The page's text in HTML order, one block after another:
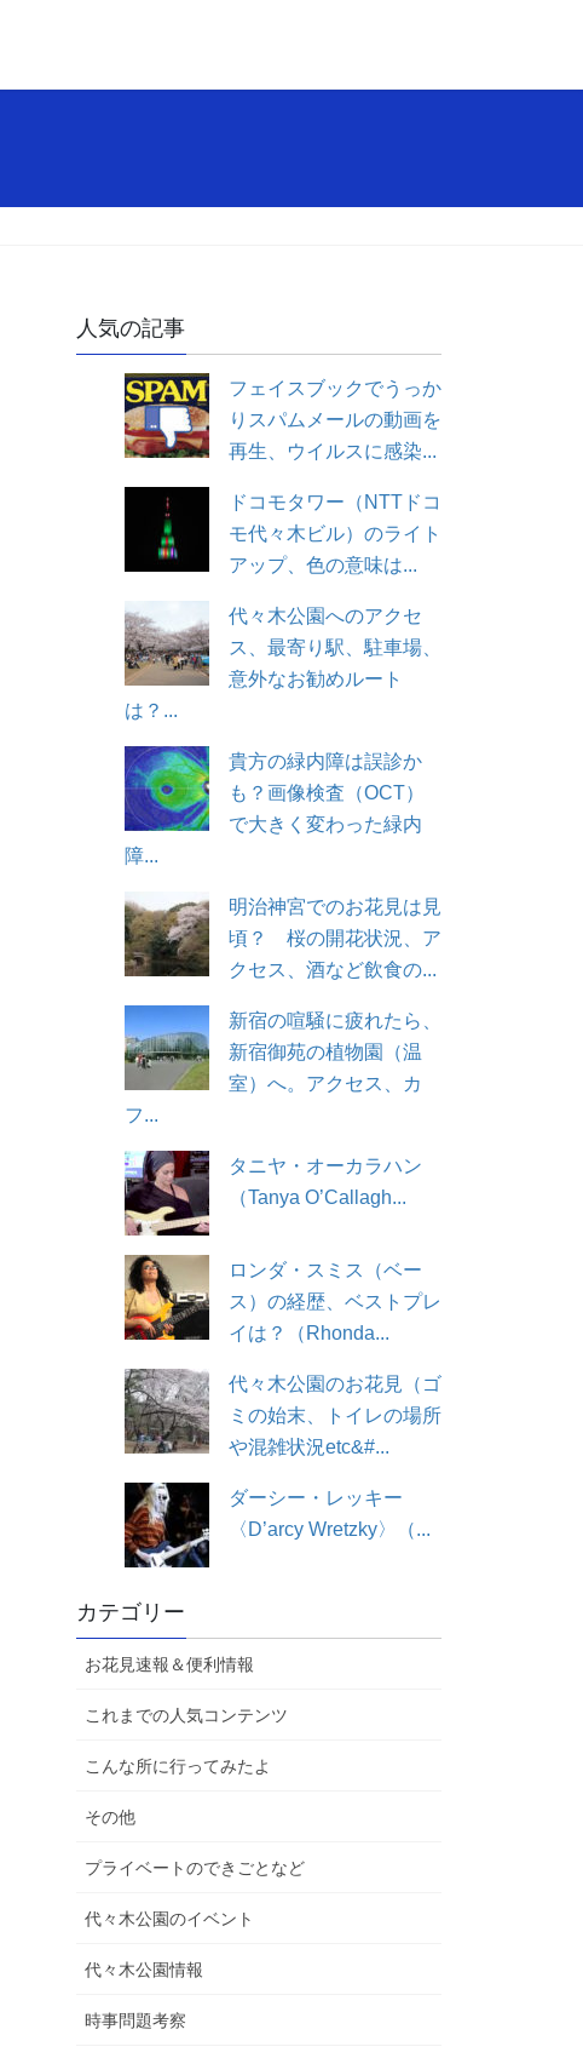
人気の記事
フェイスブックでうっか
りスパムメールの動画を
再生、ウイルスに感染...
ドコモタワー（NTTドコ
モ代々木ビル）のライト
アップ、色の意味は...
代々木公園へのアクセ
ス、最寄り駅、駐車場、
意外なお勧めルート
は？...
貴方の緑内障は誤診か
も？画像検査（OCT）
で大きく変わった緑内
障...
明治神宮でのお花見は見
頃？ 桜の開花状況、ア
クセス、酒など飲食の...
新宿の喧騒に疲れたら、
新宿御苑の植物園（温
室）へ。アクセス、カ
フ...
タニヤ・オーカラハン
（Tanya O’Callagh...
ロンダ・スミス（ベー
ス）の経歴、ベストプレ
イは？（Rhonda...
代々木公園のお花見（ゴ
ミの始末、トイレの場所
や混雑状況etc&#...
ダーシー・レッキー
〈D’arcy Wretzky〉（...
カテゴリー
お花見速報＆便利情報
これまでの人気コンテンツ
こんな所に行ってみたよ
その他
プライベートのできごとなど
代々木公園のイベント
代々木公園情報
時事問題考察